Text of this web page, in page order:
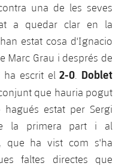
una de les seves
a quedar clar en la
estat cosa d'Ignacio
Marc Grau i després de
ha escrit el2-0 Doblet
que hauria pogut
estat per Sergi
la primera part i al
que ha vist com s'ha
faltes directes que